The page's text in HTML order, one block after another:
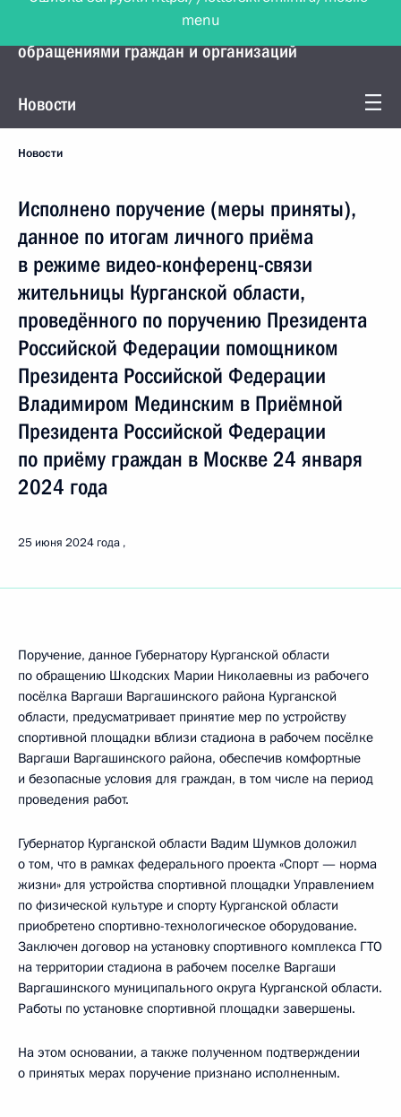
Управление Президента по работе с
обращениями граждан и организаций
Новости
Новости
Исполнено поручение (меры приняты),
данное по итогам личного приёма
в режиме видео-конференц-связи
жительницы Курганской области,
проведённого по поручению Президента
Российской Федерации помощником
Президента Российской Федерации
Владимиром Мединским в Приёмной
Президента Российской Федерации
по приёму граждан в Москве 24 января
2024 года
25 июня 2024 года
Поручение, данное Губернатору Курганской области
по обращению Шкодских Марии Николаевны из рабочего
посёлка Варгаши Варгашинского района Курганской
области, предусматривает принятие мер по устройству
спортивной площадки вблизи стадиона в рабочем посёлке
Варгаши Варгашинского района, обеспечив комфортные
и безопасные условия для граждан, в том числе на период
проведения работ.
Губернатор Курганской области Вадим Шумков доложил
о том, что в рамках федерального проекта «Спорт — норма
жизни» для устройства спортивной площадки Управлением
по физической культуре и спорту Курганской области
приобретено спортивно-технологическое оборудование.
Заключен договор на установку спортивного комплекса ГТО
на территории стадиона в рабочем поселке Варгаши
Варгашинского муниципального округа Курганской области.
Работы по установке спортивной площадки завершены.
На этом основании, а также полученном подтверждении
о принятых мерах поручение признано исполненным.
menu